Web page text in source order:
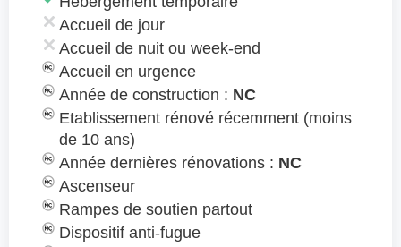
Accueil de jour
Accueil de nuit ou week-end
Accueil en urgence
Année de construction : NC
Etablissement rénové récemment (moins
de 10 ans)
Année dernières rénovations : NC
Ascenseur
Rampes de soutien partout
Dispositif anti-fugue